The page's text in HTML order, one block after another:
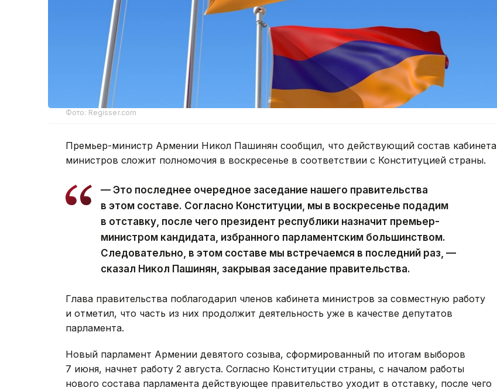
Фото: Regisser.com
Премьер-министр Армении Никол Пашинян сообщил, что действующий состав кабинета
министров сложит полномочия в воскресенье в соответствии с Конституцией страны.
— Это последнее очередное заседание нашего правительства
в этом составе. Согласно Конституции, мы в воскресенье подадим
в отставку, после чего президент республики назначит премьер-
министром кандидата, избранного парламентским большинством.
Следовательно, в этом составе мы встречаемся в последний раз, —
сказал Никол Пашинян, закрывая заседание правительства.
Глава правительства поблагодарил членов кабинета министров за совместную работу
и отметил, что часть из них продолжит деятельность уже в качестве депутатов
парламента.
Новый парламент Армении девятого созыва, сформированный по итогам выборов
7 июня, начнет работу 2 августа. Согласно Конституции страны, с началом работы
нового состава парламента действующее правительство уходит в отставку, после чего